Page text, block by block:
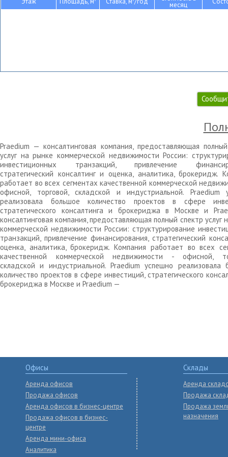
месяц
Praedium — консалтинговая компания, предоставляющая
услуг на рынке коммерческой недвижимости России:
инвестиционных транзакций, привлечение
стратегический консалтинг и оценка, аналитика, брокеридж.
работает во всех сегментах качественной коммерческой
офисной, торговой, складской и индустриальной. Praedium
реализовала большое количество проектов в сфере
стратегического консалтинга и брокериджа в Москве и
консалтинговая компания, предоставляющая полный спектр услуг
коммерческой недвижимости России: структурирование
транзакций, привлечение финансирования, стратегический
оценка, аналитика, брокеридж. Компания работает во всех
качественной коммерческой недвижимости - офисной,
складской и индустриальной. Praedium успешно реализовала
количество проектов в сфере инвестиций, стратегического
брокериджа в Москве и Praedium —
Офисы
Аренда офисов
Продажа офисов
Аренда офисов в бизнес-центре
Продажа офисов в бизнес-
центре
Аренда мини-офиса
Аналитика
Склады
Аренда
Продажа
Продажа
назначения